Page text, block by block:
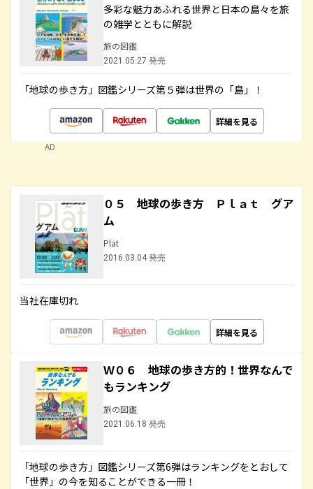
多彩な魅力あふれる世界と日本の島々を旅
の雑学とともに解説
旅の図鑑
2021.05.27 発売
「地球の歩き方」図鑑シリーズ第５弾は世界の「島」！
詳細を見る
AD
０５ 地球の歩き方 Ｐｌａｔ グア
ム
Plat
2016.03.04 発売
当社在庫切れ
詳細を見る
Ｗ０６ 地球の歩き方的！世界なんで
もランキング
旅の図鑑
2021.06.18 発売
「地球の歩き方」図鑑シリーズ第6弾はランキングをとおして
「世界」の今を知ることができる一冊！